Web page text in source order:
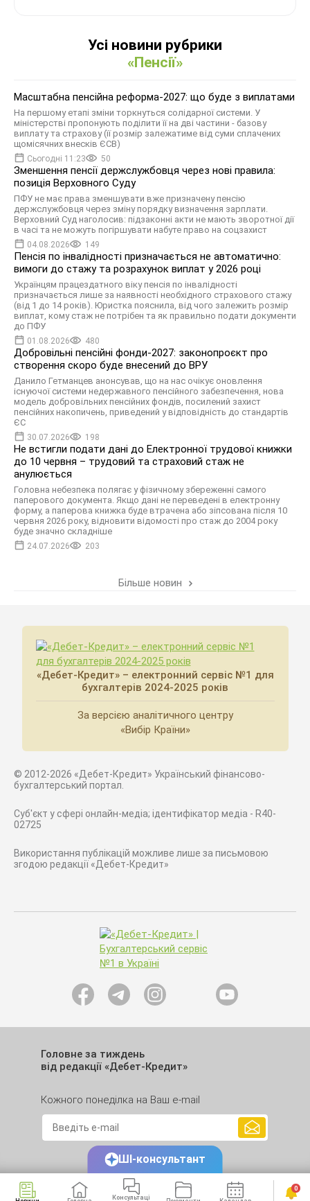
Усі новини рубрики
«Пенсії»
Масштабна пенсійна реформа-2027: що буде з виплатами
На першому етапі зміни торкнуться солідарної системи. У
міністерстві пропонують поділити її на дві частини - базову
виплату та страхову (її розмір залежатиме від суми сплачених
щомісячних внесків ЄСВ)
Сьогодні 11:23 50
Зменшення пенсії держслужбовця через нові правила:
позиція Верховного Суду
ПФУ не має права зменшувати вже призначену пенсію
держслужбовця через зміну порядку визначення зарплати.
Верховний Суд наголосив: підзаконні акти не мають зворотної дії
в часі та не можуть погіршувати набуте право на соцзахист
04.08.2026 149
Пенсія по інвалідності призначається не автоматично:
вимоги до стажу та розрахунок виплат у 2026 році
Українцям працездатного віку пенсія по інвалідності
призначається лише за наявності необхідного страхового стажу
(від 1 до 14 років). Юристка пояснила, від чого залежить розмір
виплат, кому стаж не потрібен та як правильно подати документи
до ПФУ
01.08.2026 480
Добровільні пенсійні фонди-2027: законопроєкт про
створення скоро буде внесений до ВРУ
Данило Гетманцев анонсував, що на нас очікує оновлення
існуючої системи недержавного пенсійного забезпечення, нова
модель добровільних пенсійних фондів, посилений захист
пенсійних накопичень, приведений у відповідність до стандартів
ЄС
30.07.2026 198
Не встигли подати дані до Електронної трудової книжки
до 10 червня – трудовий та страховий стаж не
анулюється
Головна небезпека полягає у фізичному збереженні самого
паперового документа. Якщо дані не переведені в електронну
форму, а паперова книжка буде втрачена або зіпсована після 10
червня 2026 року, відновити відомості про стаж до 2004 року
буде значно складніше
24.07.2026 203
Більше новин
«Дебет-Кредит» – електронний сервіс №1 для
бухгалтерів 2024-2025 років
За версією аналітичного центру
«Вибір Країни»
© 2012-2026 «Дебет-Кредит» Український фінансово-
бухгалтерський портал.
Суб'єкт у сфері онлайн-медіа; ідентифікатор медіа - R40-
02725
Використання публікацій можливе лише за письмовою
згодою редакції «Дебет-Кредит»
Головне за тиждень
від редакції «Дебет-Кредит»
Кожного понеділка на Ваш e-mail
Консультаці
0
ШІ-консультант